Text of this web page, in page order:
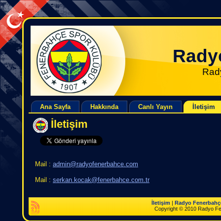
Ana Sayfa Hakkında Canlı Yayın İletişim
İletişim
Mail : admin@radyofenerbahce.com
Mail : serkan.kocak@fenerbahce.com.tr
İletişim
Radyo
Copyright © 2010 Radyo